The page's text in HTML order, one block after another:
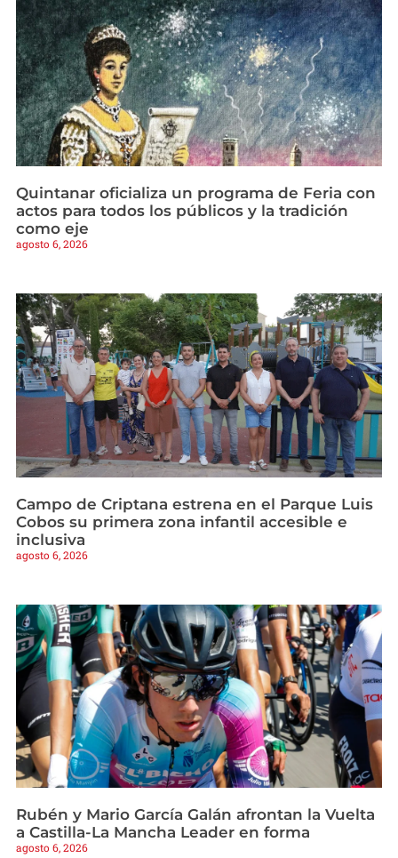
Quintanar oficializa un programa de Feria con
actos para todos los públicos y la tradición
como eje
agosto 6, 2026
Campo de Criptana estrena en el Parque Luis
Cobos su primera zona infantil accesible e
inclusiva
agosto 6, 2026
Rubén y Mario García Galán afrontan la Vuelta
a Castilla-La Mancha Leader en forma
agosto 6, 2026